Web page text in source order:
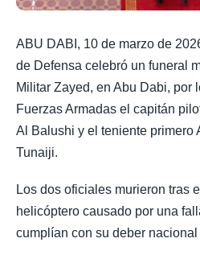
ABU DABI, 10 de marzo de
de Defensa celebró un funeral
Militar Zayed, en Abu Dabi, por
Fuerzas Armadas el capitán
Al Balushi y el teniente primero
Tunaiji.
Los dos oficiales murieron tras
helicóptero causado por una
cumplían con su deber